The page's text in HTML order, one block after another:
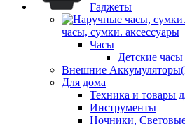
Гаджеты
часы, сумки. аксессуары
Часы
Детские часы
Внешние
Для дома
Техника и товары
Инструменты
Ночники,